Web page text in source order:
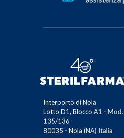
Interporto di Nola
Lotto D1, Blocco A1 - Mod.
135/136
80035 - Nola (NA) Italia